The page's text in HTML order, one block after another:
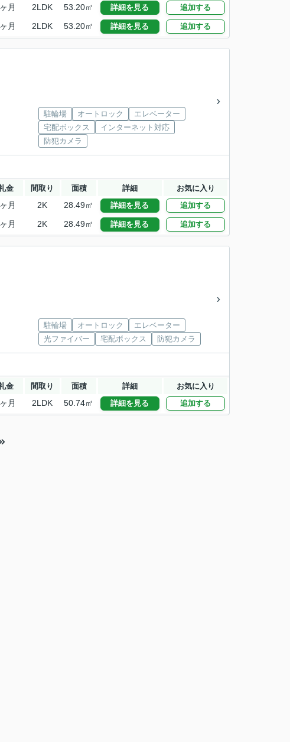
月 2LDK 53.20㎡ 詳細を見る 追加する
月 2LDK 53.20㎡ 詳細を見る 追加する
駐輪場 オートロック
エレベーター
宅配ボックス
インターネット対応
防犯カメラ
金 間取り 面積 詳細 お気に入り
月 2K 28.49㎡ 詳細を見る 追加する
月 2K 28.49㎡ 詳細を見る 追加する
駐輪場 オートロック
エレベーター
光ファイバー
宅配ボックス 防犯カメラ
金 間取り 面積 詳細 お気に入り
月 2LDK 50.74㎡ 詳細を見る 追加する